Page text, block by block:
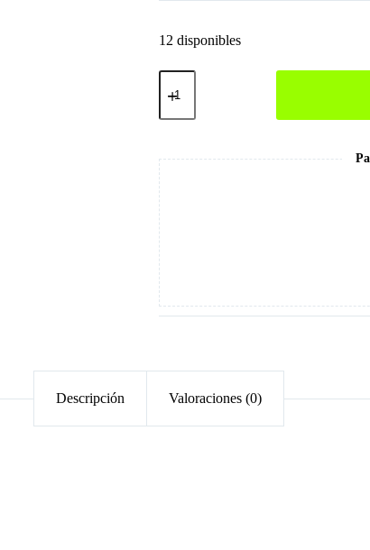
12 disponibles
075
Esmalte
Gel
Descripción Valoraciones (0)